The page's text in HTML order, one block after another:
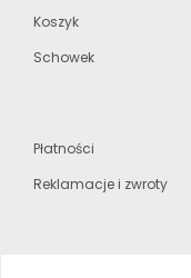
Koszyk
Schowek
Płatności
Reklamacje i zwroty